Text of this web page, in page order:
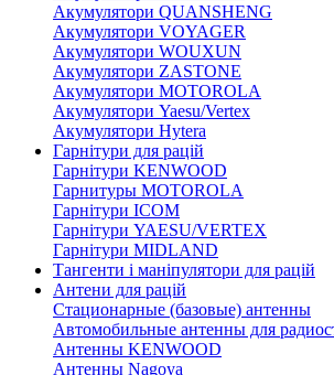
Акумулятори QUANSHENG
Акумулятори VOYAGER
Акумулятори WOUXUN
Акумулятори ZASTONE
Акумулятори MOTOROLA
Акумулятори Yaesu/Vertex
Акумулятори Hytera
Гарнітури для рацій
Гарнітури KENWOOD
Гарнитуры MOTOROLA
Гарнітури ICOM
Гарнітури YAESU/VERTEX
Гарнітури MIDLAND
Тангенти і маніпулятори для рацій
Антени для рацій
Стационарные (базовые) антенны
Автомобильные антенны для
Антенны KENWOOD
Антенны Nagoya